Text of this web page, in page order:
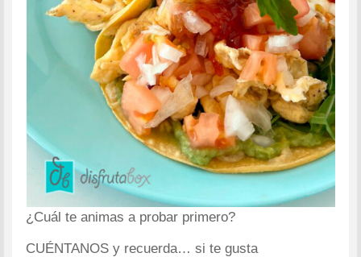
¿Cuál te animas a probar primero?
CUÉNTANOS y recuerda… si te gusta